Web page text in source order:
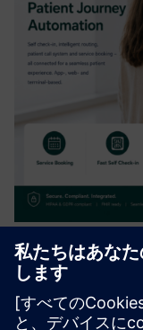
heyPatient
&
Extends the digital